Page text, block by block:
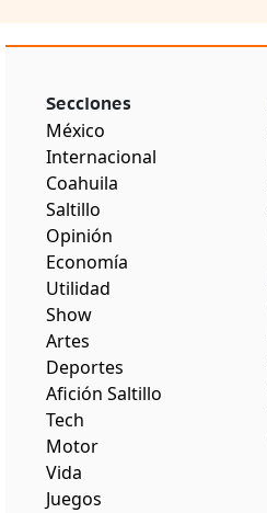
Secciones
México
Internacional
Coahuila
Saltillo
Opinión
Economía
Utilidad
Show
Artes
Deportes
Afición Saltillo
Tech
Motor
Vida
Juegos